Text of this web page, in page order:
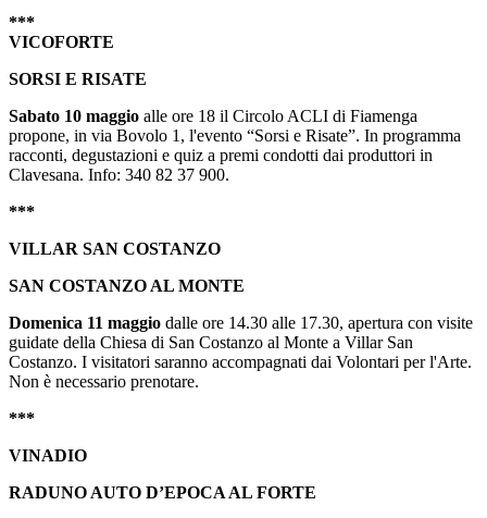
***
VICOFORTE
SORSI E RISATE
Sabato 10 maggio alle ore 18 il Circolo ACLI di Fiamenga
propone, in via Bovolo 1, l'evento “Sorsi e Risate”. In programma
racconti, degustazioni e quiz a premi condotti dai produttori in
Clavesana. Info: 340 82 37 900.
***
VILLAR SAN COSTANZO
SAN COSTANZO AL MONTE
Domenica 11 maggio dalle ore 14.30 alle 17.30, apertura con visite
guidate della Chiesa di San Costanzo al Monte a Villar San
Costanzo. I visitatori saranno accompagnati dai Volontari per l'Arte.
Non è necessario prenotare.
***
VINADIO
RADUNO AUTO D’EPOCA AL FORTE